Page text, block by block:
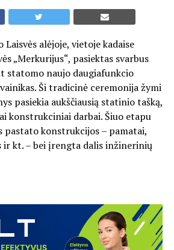
alėjoje, vietoje kadaise
„Merkurijus“, pasiektas svarbus
statomo naujo daugiafunkcio
Ši tradicinė ceremonija žymi
pasiekia aukščiausią statinio tašką,
konstrukciniai darbai. Šiuo etapu
pastato konstrukcijos – pamatai,
ir kt. – bei įrengta dalis inžinerinių